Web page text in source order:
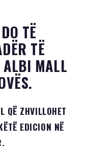
TË
TË
ALBI MALL
QË ZHVILLOHET
EDICION NË